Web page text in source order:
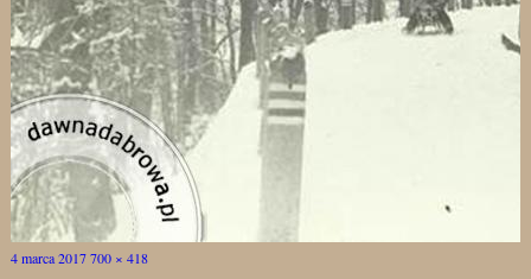
Opublikowano
4 marca 2017Pełny
700 × 418